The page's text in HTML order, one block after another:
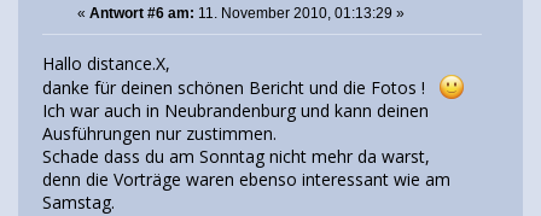
« Antwort #6 am: 11. November 2010, 01:13:29 »
Hallo distance.X,
danke für deinen schönen Bericht und die Fotos !
Ich war auch in Neubrandenburg und kann deinen
Ausführungen nur zustimmen.
Schade dass du am Sonntag nicht mehr da warst,
denn die Vorträge waren ebenso interessant wie am
Samstag.